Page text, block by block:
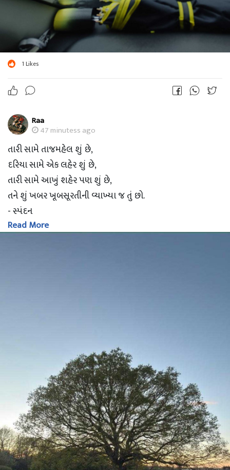
1 Likes
Raa
47 minutess ago
તારી સામે તાજમહેલ શું છે,
દરિયા સામે એક લહેર શું છે,
તારી સામે આખું શહેર પણ શું છે,
તને શું ખબર ખૂબસૂરતીની વ્યાખ્યા જ તું છો.
- સ્પંદન
Read More